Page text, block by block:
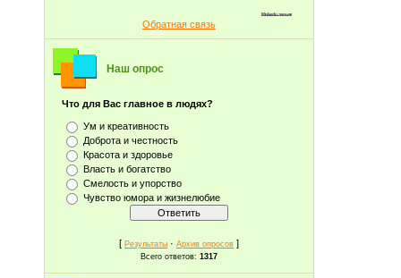
Обратная связь
Наш опрос
Что для Вас главное в людях?
Ум и креативность
Доброта и честность
Красота и здоровье
Власть и богатство
Смелость и упорство
Чувство юмора и жизнелюбие
[ Результаты · Архив опросов ]
Всего ответов: 1317